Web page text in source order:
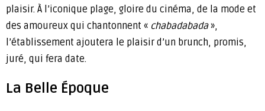
plaisir. À l’iconique plage, gloire du cinéma, de la mode et
des amoureux qui chantonnent « chabadabada»,
l’établissement ajoutera le plaisir d’un brunch, promis,
juré, qui fera date.
La Belle Époque